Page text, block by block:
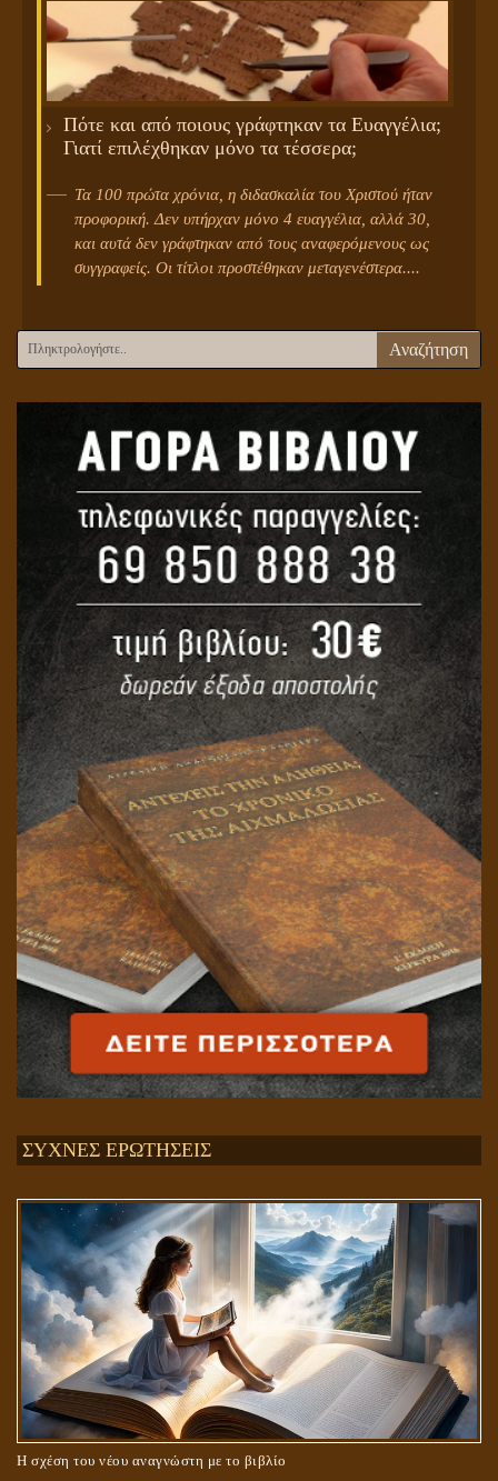
Πότε και από ποιους γράφτηκαν τα Ευαγγέλια;
Γιατί επιλέχθηκαν μόνο τα τέσσερα;
Τα 100 πρώτα χρόνια, η διδασκαλία του Χριστού ήταν
προφορική. Δεν υπήρχαν μόνο 4 ευαγγέλια, αλλά 30,
και αυτά δεν γράφτηκαν από τους αναφερόμενους ως
συγγραφείς. Οι τίτλοι προστέθηκαν μεταγενέστερα....
Αναζήτηση
ΣΥΧΝΕΣ ΕΡΩΤΗΣΕΙΣ
Η σχέση του νέου αναγνώστη με το βιβλίο